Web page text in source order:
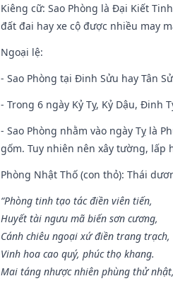
Kiêng cữ: Sao Phòng là Đại Kiết
đất đai hay xe cộ được nhiều may
Ngoại lệ:
- Sao Phòng tại Đinh Sửu hay Tân
- Trong 6 ngày Kỷ Tỵ, Kỷ Dậu, Đinh
- Sao Phòng nhằm vào ngày Tỵ là
gốm. Tuy nhiên nên xây tường,
Phòng Nhật Thố (con thỏ): Thái
“Phòng tinh tạo tác điền viên tiến,
Huyết tài ngưu mã biến sơn cương,
Cánh chiêu ngoại xứ điền trang trạch,
Vinh hoa cao quý, phúc thọ khang.
Mai táng nhược nhiên phùng thử nhật,